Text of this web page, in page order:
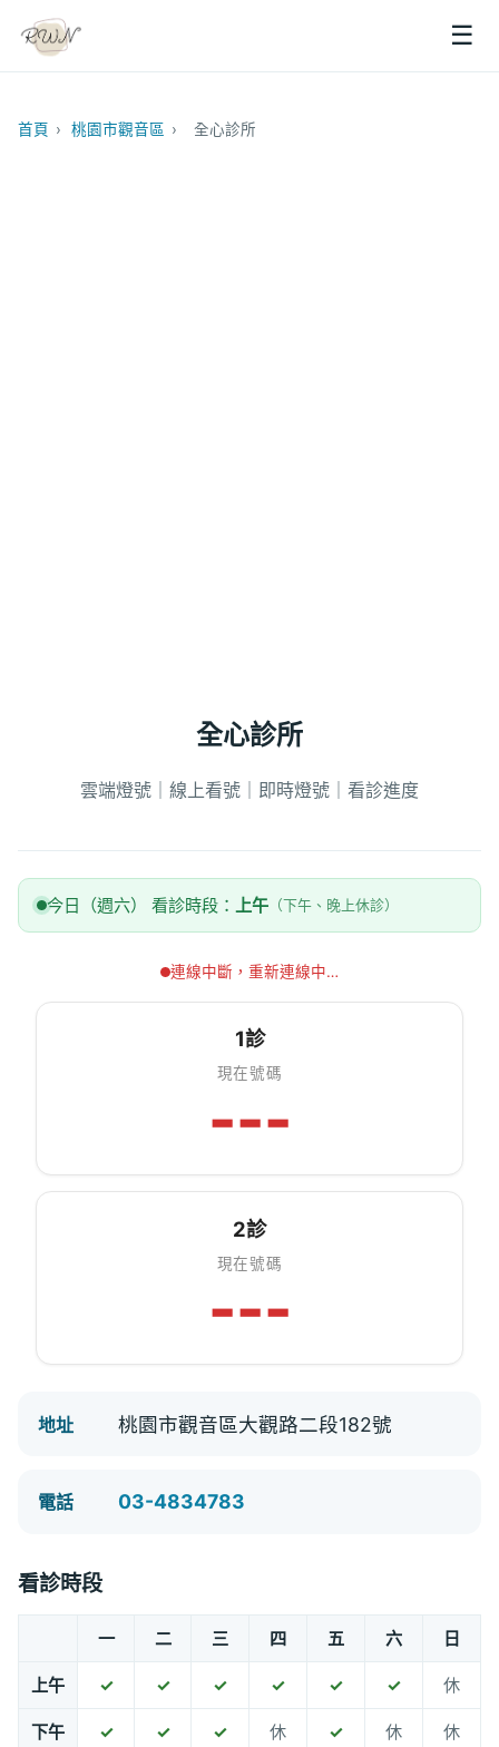
☰
首頁 › 桃園市觀音區 › 全心診所
全心診所
雲端燈號｜線上看號｜即時燈號｜看診進度
今日（週六） 看診時段： 上午 （下午、晚上休診）
連線中斷，重新連線中…
1診
現在號碼
---
2診
現在號碼
---
地址 桃園市觀音區大觀路二段182號
電話 03-4834783
看診時段
一 二 三 四 五 六 日
上午 ✓ ✓ ✓ ✓ ✓ ✓ 休
下午 ✓ ✓ ✓ 休 ✓ 休 休